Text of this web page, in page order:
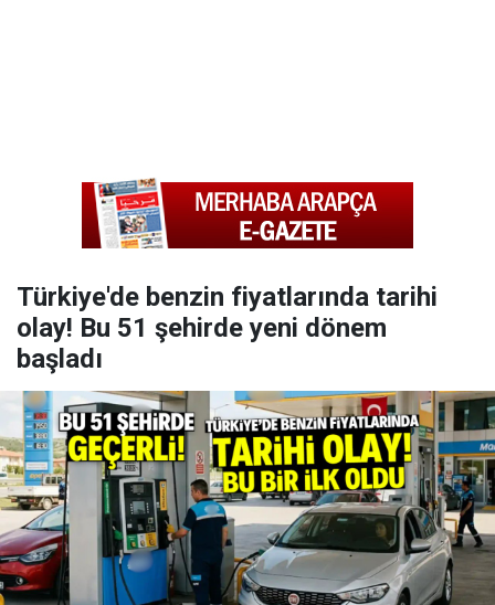
Türkiye'de benzin fiyatlarında tarihi
olay! Bu 51 şehirde yeni dönem
başladı